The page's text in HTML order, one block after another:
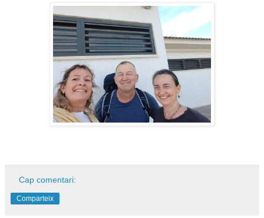
Cap comentari:
Comparteix